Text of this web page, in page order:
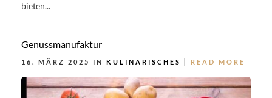
bieten...
Genussmanufaktur
16. MÄRZ 2025 IN KULINARISCHES READ MORE